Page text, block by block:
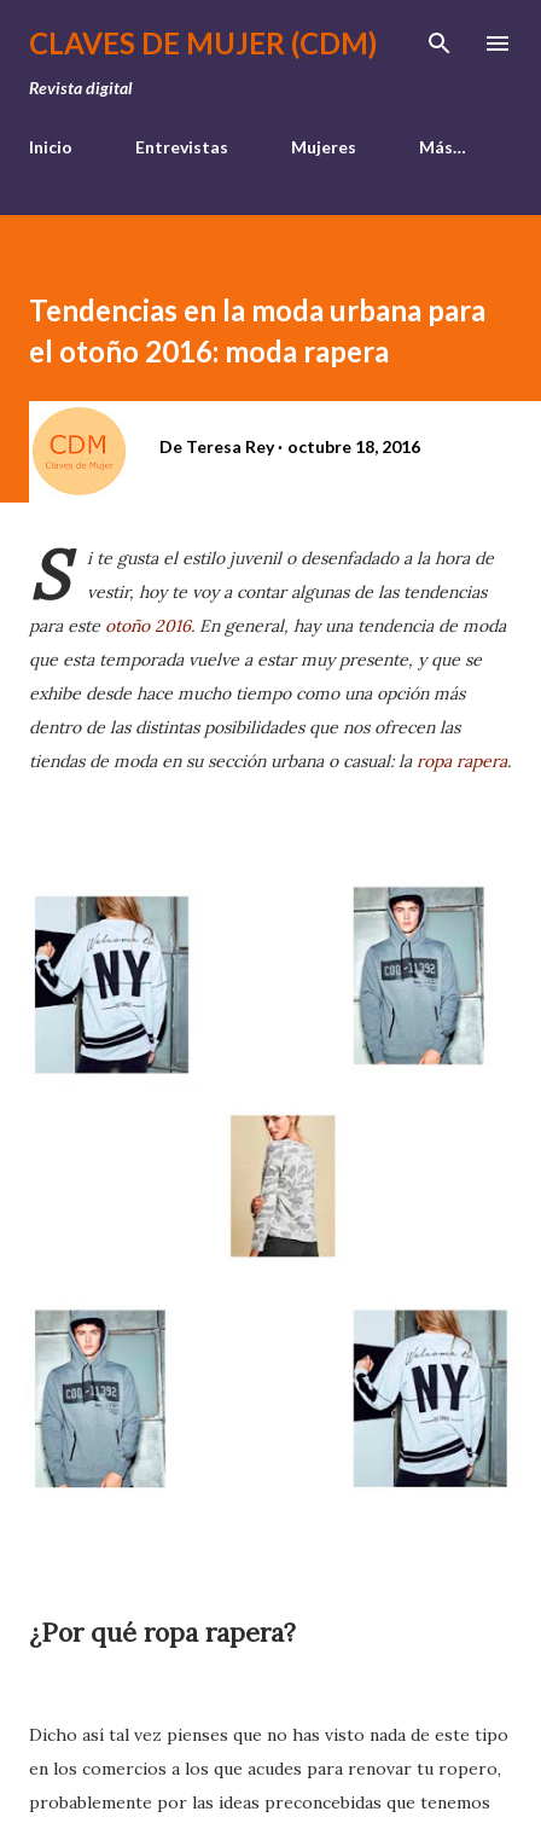
Ir al contenido principal
CLAVES DE MUJER (CDM)
Revista digital
Inicio Entrevistas Mujeres Más…
Tendencias en la moda urbana para
el otoño 2016: moda rapera
De Teresa Rey octubre 18, 2016
S
i te gusta el estilo juvenil o desenfadado a la hora de
vestir, hoy te voy a contar algunas de las tendencias
para este otoño 2016. En general, hay una tendencia de moda
que esta temporada vuelve a estar muy presente, y que se
exhibe desde hace mucho tiempo como una opción más
dentro de las distintas posibilidades que nos ofrecen las
tiendas de moda en su sección urbana o casual: laropa rapera.
¿Por qué ropa rapera?
Dicho así tal vez pienses que no has visto nada de este tipo
en los comercios a los que acudes para renovar tu ropero,
probablemente por las ideas preconcebidas que tenemos